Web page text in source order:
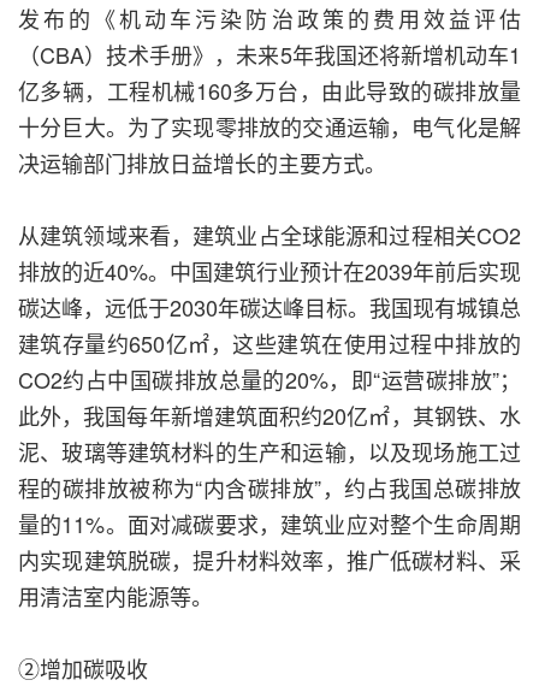
发布的《机动车污染防治政策的费用效益评估
（CBA）技术手册》，未来5年我国还将新增机动车1
亿多辆，工程机械160多万台，由此导致的碳排放量
十分巨大。为了实现零排放的交通运输，电气化是解
决运输部门排放日益增长的主要方式。
从建筑领域来看，建筑业占全球能源和过程相关CO2
排放的近40%。中国建筑行业预计在2039年前后实现
碳达峰，远低于2030年碳达峰目标。我国现有城镇总
建筑存量约650亿㎡，这些建筑在使用过程中排放的
CO2约占中国碳排放总量的20%，即“运营碳排放”；
此外，我国每年新增建筑面积约20亿㎡，其钢铁、水
泥、玻璃等建筑材料的生产和运输，以及现场施工过
程的碳排放被称为“内含碳排放”，约占我国总碳排放
量的11%。面对减碳要求，建筑业应对整个生命周期
内实现建筑脱碳，提升材料效率，推广低碳材料、采
用清洁室内能源等。
②增加碳吸收